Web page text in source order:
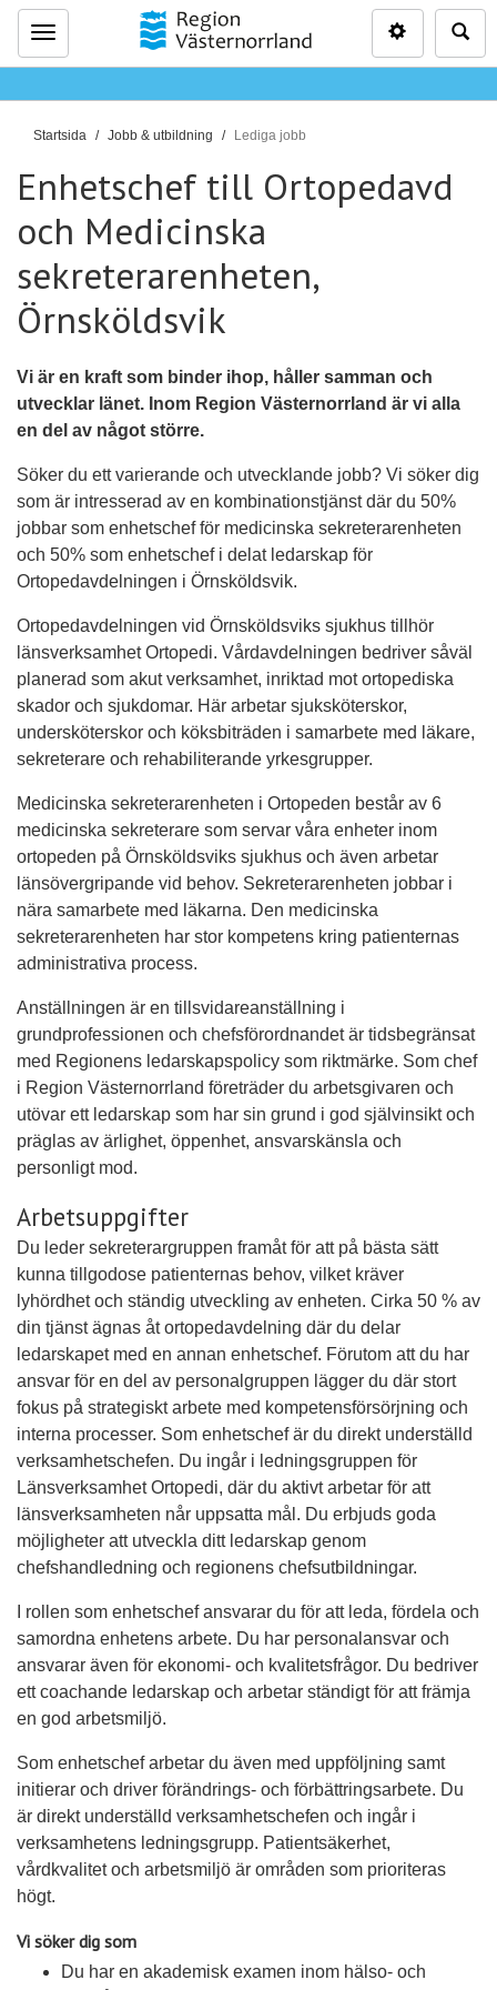
Meny
D
ä
h
ä
r
:
Startsida Jobb & utbildning Lediga jobb
Enhetschef till Ortopedavd
och Medicinska
sekreterarenheten,
Örnsköldsvik
Vi är en kraft som binder ihop, håller samman och
utvecklar länet. Inom Region Västernorrland är vi alla
en del av något större.
Söker du ett varierande och utvecklande jobb? Vi söker dig
som är intresserad av en kombinationstjänst där du 50%
jobbar som enhetschef för medicinska sekreterarenheten
och 50% som enhetschef i delat ledarskap för
Ortopedavdelningen i Örnsköldsvik.
Ortopedavdelningen vid Örnsköldsviks sjukhus tillhör
länsverksamhet Ortopedi. Vårdavdelningen bedriver såväl
planerad som akut verksamhet, inriktad mot ortopediska
skador och sjukdomar. Här arbetar sjuksköterskor,
undersköterskor och köksbiträden i samarbete med läkare,
sekreterare och rehabiliterande yrkesgrupper.
Medicinska sekreterarenheten i Ortopeden består av 6
medicinska sekreterare som servar våra enheter inom
ortopeden på Örnsköldsviks sjukhus och även arbetar
länsövergripande vid behov. Sekreterarenheten jobbar i
nära samarbete med läkarna. Den medicinska
sekreterarenheten har stor kompetens kring patienternas
administrativa process.
Anställningen är en tillsvidareanställning i
grundprofessionen och chefsförordnandet är tidsbegränsat
med Regionens ledarskapspolicy som riktmärke. Som chef
i Region Västernorrland företräder du arbetsgivaren och
utövar ett ledarskap som har sin grund i god självinsikt och
präglas av ärlighet, öppenhet, ansvarskänsla och
personligt mod.
Arbetsuppgifter
Du leder sekreterargruppen framåt för att på bästa sätt
kunna tillgodose patienternas behov, vilket kräver
lyhördhet och ständig utveckling av enheten. Cirka 50 % av
din tjänst ägnas åt ortopedavdelning där du delar
ledarskapet med en annan enhetschef. Förutom att du har
ansvar för en del av personalgruppen lägger du där stort
fokus på strategiskt arbete med kompetensförsörjning och
interna processer. Som enhetschef är du direkt underställd
verksamhetschefen. Du ingår i ledningsgruppen för
Länsverksamhet Ortopedi, där du aktivt arbetar för att
länsverksamheten når uppsatta mål. Du erbjuds goda
möjligheter att utveckla ditt ledarskap genom
chefshandledning och regionens chefsutbildningar.
I rollen som enhetschef ansvarar du för att leda, fördela och
samordna enhetens arbete. Du har personalansvar och
ansvarar även för ekonomi- och kvalitetsfrågor. Du bedriver
ett coachande ledarskap och arbetar ständigt för att främja
en god arbetsmiljö.
Som enhetschef arbetar du även med uppföljning samt
initierar och driver förändrings- och förbättringsarbete. Du
är direkt underställd verksamhetschefen och ingår i
verksamhetens ledningsgrupp. Patientsäkerhet,
vårdkvalitet och arbetsmiljö är områden som prioriteras
högt.
Vi söker dig som
Du har en akademisk examen inom hälso- och